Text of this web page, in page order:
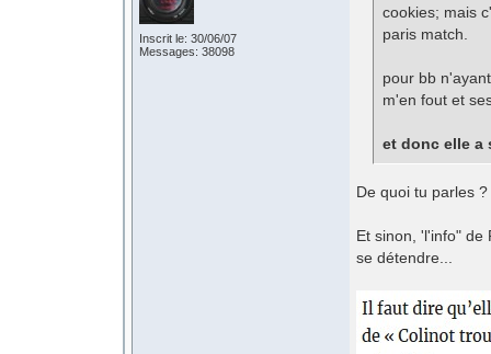
Inscrit le: 30/06/07
Messages: 38098
cookies; mais
paris match.
pour bb
m'en fout et
et donc elle a
De quoi tu parles ?
Et sinon, 'l'info" de
se détendre...